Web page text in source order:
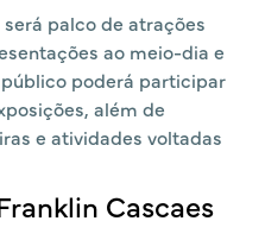
palco de atrações
ao meio-dia e
público poderá participar
além de
e atividades voltadas
Cascaes